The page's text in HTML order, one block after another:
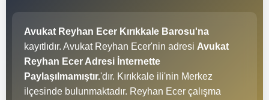
Avukat Reyhan Ecer Kırıkkale Barosu'na
kayıtlıdır. Avukat Reyhan Ecer'nin adresi Avukat
Reyhan Ecer Adresi İnternette
Paylaşılmamıştır.'dır. Kırıkkale ili'nin Merkez
ilçesinde bulunmaktadır. Reyhan Ecer çalışma